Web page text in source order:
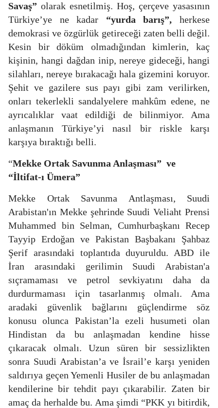
Savaş” olarak esnetilmiş. Hoş, çerçeve yasasının
Türkiye’ye ne kadar “yurda barış”, herkese
demokrasi ve özgürlük getireceği zaten belli değil.
Kesin bir döküm olmadığından kimlerin, kaç
kişinin, hangi dağdan inip, nereye gideceği, hangi
silahları, nereye bırakacağı hala gizemini koruyor.
Şehit ve gazilere sus payı gibi zam verilirken,
onları tekerlekli sandalyelere mahkûm edene, ne
ayrıcalıklar vaat edildiği de bilinmiyor. Ama
anlaşmanın Türkiye’yi nasıl bir riskle karşı
karşıya bıraktığı belli.
“Mekke Ortak Savunma Anlaşması” ve
“İltifat-ı Ümera”
Mekke Ortak Savunma Antlaşması, Suudi
Arabistan'ın Mekke şehrinde Suudi Veliaht Prensi
Muhammed bin Selman, Cumhurbaşkanı Recep
Tayyip Erdoğan ve Pakistan Başbakanı Şahbaz
Şerif arasındaki toplantıda duyuruldu. ABD ile
İran arasındaki gerilimin Suudi Arabistan'a
sıçramaması ve petrol sevkiyatını daha da
durdurmaması için tasarlanmış olmalı. Ama
aradaki güvenlik bağlarını güçlendirme söz
konusu olunca Pakistan’la ezeli husumeti olan
Hindistan da bu anlaşmadan kendine hisse
çıkaracak olmalı. Uzun süren bir sessizlikten
sonra Suudi Arabistan’a ve İsrail’e karşı yeniden
saldırıya geçen Yemenli Husiler de bu anlaşmadan
kendilerine bir tehdit payı çıkarabilir. Zaten bir
amaç da herhalde bu. Ama şimdi “PKK yı bitirdik,